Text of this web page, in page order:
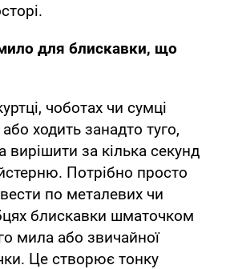
для блискавки, що
чоботах чи сумці
ходить занадто туго,
за кілька секунд
Потрібно просто
по металевих чи
блискавки шматочком
мила або звичайної
Це створює тонку